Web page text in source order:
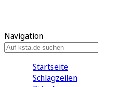
Navigation
Startseite
Schlagzeilen